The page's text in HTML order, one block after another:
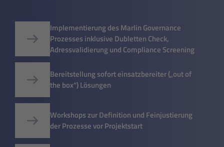
Implementierung des Marlin Governance
Prozesses inklusive Dubletten Check,
Adressvalidierung und Compliance Screening
Bereitstellung sofort einsatzbereiter („out of
the box“) Lösungen
Workshops zur Definition und Feinjustierung
der Prozesse vor Projektstart